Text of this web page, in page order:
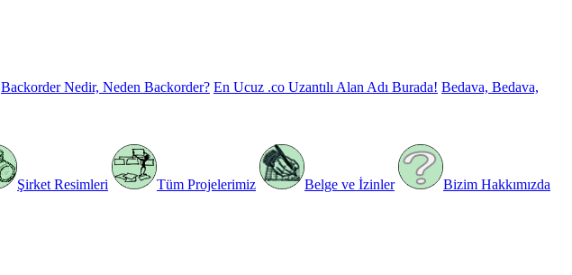
Backorder Nedir, Neden Backorder? En Ucuz .co Uzantılı Alan Adı Burada! Bedava, Bedava,
Şirket Resimleri Tüm Projelerimiz Belge ve İzinler Bizim Hakkımızda